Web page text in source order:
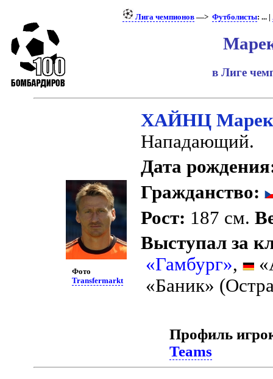
Лига чемпионов—> Футболисты: ... |
в Лиге
Фото
Transfermarkt
ХАЙНЦ
Нападающий.
Дата
Гражданство:
Рост: 187 см.
Выступал за
«Гамбург»,
«Баник»
Профиль
Teams